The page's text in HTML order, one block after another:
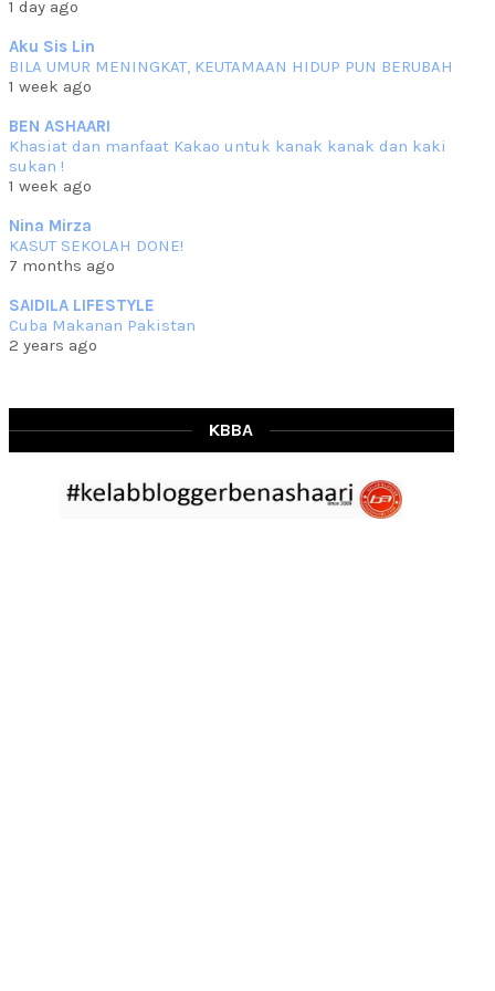
che mat ucapkan
Jun 30 2023
RESIPI KURMA AYAM MERAH
Assalammualaikum, salam semua. Hari ni 4 Zulhijjah 1444 Hijrah,
Jun 23 2023
RESIPI SAMBAL PARU
Assalammualaikum, salam sejahtera semua. Lama betul che mat tak
Jun 20 2023
RESIPI PISANG MUDA MASAK LEMAK
lemak ni che mat... read more
Mar 07 2023
RESIPI BAMIA KAMBING
Assalammualaikum, salam Ahad semua. Dah beberapa hari cuaca
asyik hujan saja di... read more
1 day ago
Aku Sis Lin
BILA UMUR MENINGKAT, KEUTAMAAN HIDUP PUN BERUBAH
1 week ago
BEN ASHAARI
Khasiat dan manfaat Kakao untuk kanak kanak dan kaki
sukan !
1 week ago
Nina Mirza
KASUT SEKOLAH DONE!
7 months ago
SAIDILA LIFESTYLE
Cuba Makanan Pakistan
2 years ago
KBBA